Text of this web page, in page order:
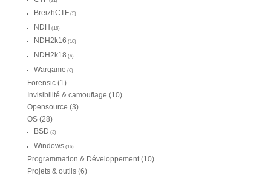
BreizhCTF (5)
NDH (16)
NDH2k16 (10)
NDH2k18 (6)
Wargame (6)
Forensic (1)
Invisibilité & camouflage (10)
Opensource (3)
OS (28)
BSD (3)
Windows (16)
Programmation & Développement(10)
Projets & outils (6)